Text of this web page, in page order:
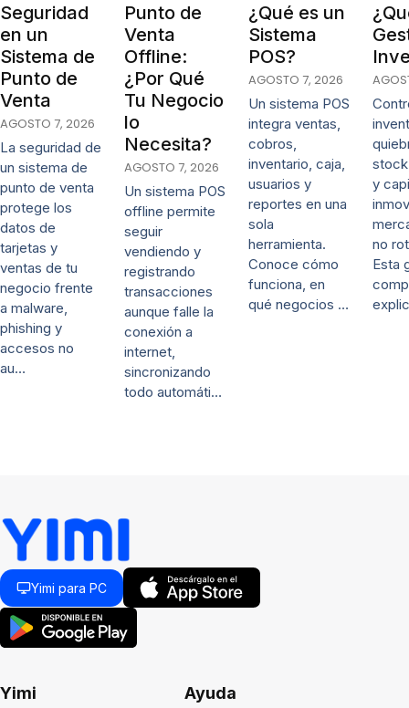
Seguridad
en un
Sistema de
Punto de
Venta
AGOSTO 7, 2026
La seguridad de
un sistema de
punto de venta
protege los
datos de
tarjetas y
ventas de tu
negocio frente
a malware,
phishing y
accesos no
au…
Punto de
Venta
Offline:
¿Por Qué
Tu Negocio
lo
Necesita?
AGOSTO 7, 2026
Un sistema POS
offline permite
seguir
vendiendo y
registrando
transacciones
aunque falle la
conexión a
internet,
sincronizando
todo automáti…
¿Qué es un
Sistema
POS?
AGOSTO 7, 2026
Un sistema POS
integra ventas,
cobros,
inventario, caja,
usuarios y
reportes en una
sola
herramienta.
Conoce cómo
funciona, en
qué negocios …
y
no
Esta
Yimi para PC
Yimi Ayuda